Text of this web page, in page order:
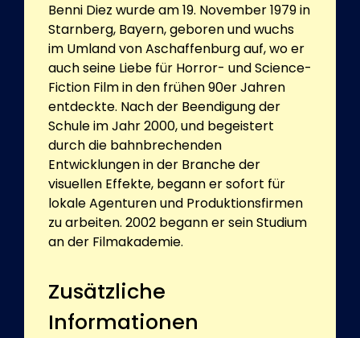
Benni Diez wurde am 19. November 1979 in
Starnberg, Bayern, geboren und wuchs
im Umland von Aschaffenburg auf, wo er
auch seine Liebe für Horror- und Science-
Fiction Film in den frühen 90er Jahren
entdeckte. Nach der Beendigung der
Schule im Jahr 2000, und begeistert
durch die bahnbrechenden
Entwicklungen in der Branche der
visuellen Effekte, begann er sofort für
lokale Agenturen und Produktionsfirmen
zu arbeiten. 2002 begann er sein Studium
an der Filmakademie.
Zusätzliche
Informationen